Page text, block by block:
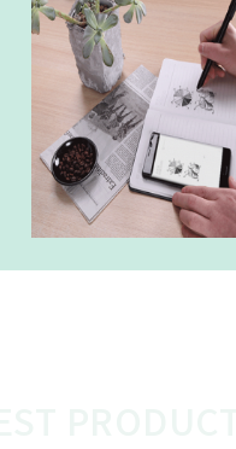
置開發。模組在保持小型化
延伸了可用物距範圍，使其
面更遠的位置仍精確讀取碼
內建的高幀率SoC，能確保
的連續與準確。 透過4000A模組能有
效縮短客戶開發週期，並確
裝置中仍維持高精度與穩定
品能夠以最自然的方式，將
位內容緊密連結。